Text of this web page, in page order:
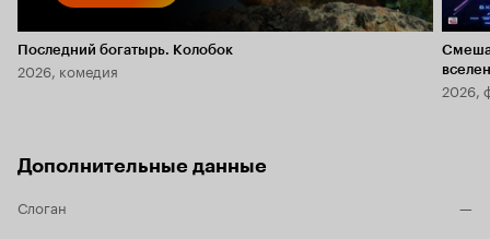
Последний богатырь. Колобок
2026, комедия
2026,
Дополнительные данные
Слоган —